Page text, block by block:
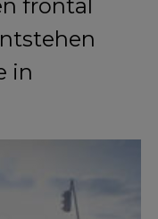
frontal
in